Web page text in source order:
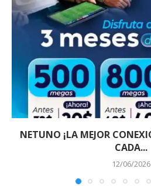
NETUNO ¡LA MEJOR
CADA...
12/06/2026